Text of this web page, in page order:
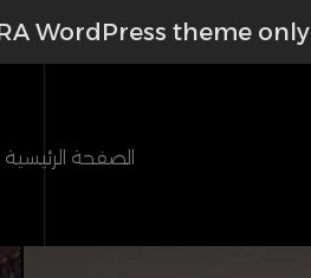
WordPress theme only
الصفحة الرئيسية